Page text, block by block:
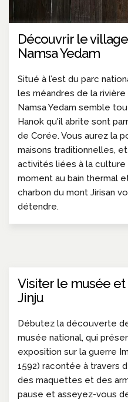
Découvrir le
Namsa Yedam
Situé à l’est du parc
les méandres de la
Namsa Yedam semble
Hanok qu'il abrite sont
de Corée. Vous aurez la
maisons traditionnelles,
activités liées à la culture
moment au bain thermal
charbon du mont Jirisan
détendre.
Visiter le musée
Jinju
Débutez la découverte
musée national, qui
exposition sur la guerre
1592) racontée à travers
des maquettes et des
pause et asseyez-vous